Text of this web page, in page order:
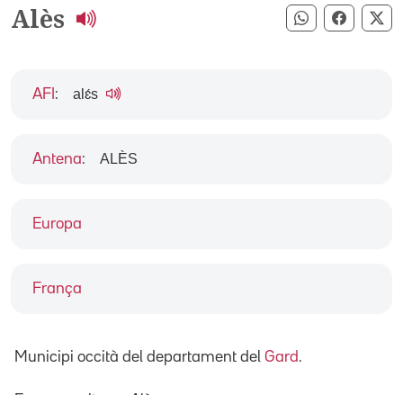
Alès Compartir
Europa
França
AFI : alɛ́s
Antena: ALÈS
Municipi occità del departament del Gard.